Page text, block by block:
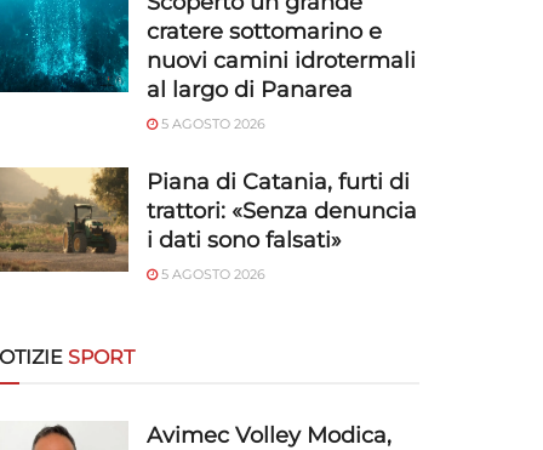
cratere sottomarino e
nuovi camini idrotermali
al largo di Panarea
5 AGOSTO 2026
Piana di Catania, furti di
trattori: «Senza denuncia
i dati sono falsati»
5 AGOSTO 2026
SPORT
Avimec Volley Modica,